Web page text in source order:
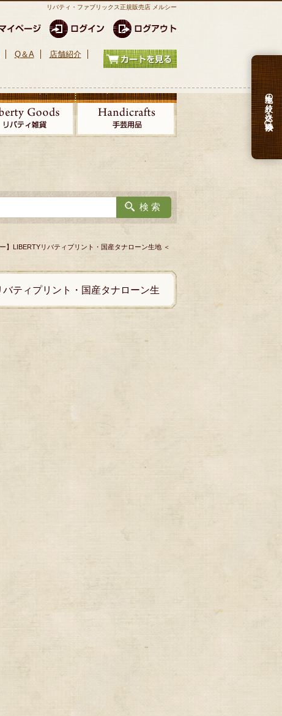
リバティ・ファブリックス正規販売店 メルシー
Q＆A 店舗紹介
生地の絞り込み検索
】LIBERTYリバティプリント・国産タナローン生地 ＜
ティプリント・国産タナローン生